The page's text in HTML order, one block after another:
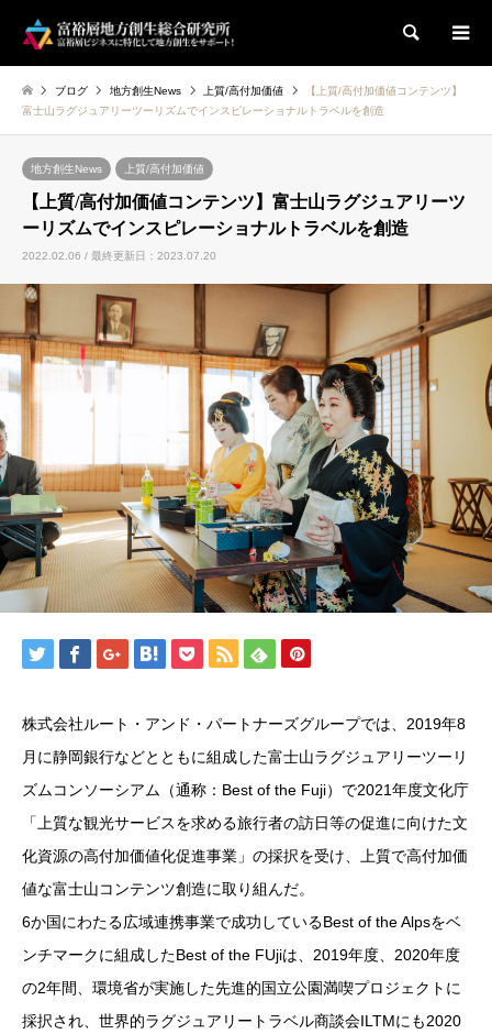
検索
ブログ 地方創生News 上質/高付加価値
【上質/高付加価値コンテンツ】
富士山ラグジュアリーツーリズムでインスピレーショナルトラベルを創造
地方創生News 上質/高付加価値
【上質/高付加価値コンテンツ】富士山ラグジュアリーツ
ーリズムでインスピレーショナルトラベルを創造
2022.02.06 / 最終更新日：2023.07.20
株式会社ルート・アンド・パートナーズグループでは、2019年8
月に静岡銀行などとともに組成した富士山ラグジュアリーツーリ
ズムコンソーシアム（通称：Best of the Fuji）で2021年度文化庁
「上質な観光サービスを求める旅行者の訪日等の促進に向けた文
化資源の高付加価値化促進事業」の採択を受け、上質で高付加価
値な富士山コンテンツ創造に取り組んだ。
6か国にわたる広域連携事業で成功しているBest of the Alpsをベ
ンチマークに組成したBest of the FUjiは、2019年度、2020年度
の2年間、環境省が実施した先進的国立公園満喫プロジェクトに
採択され、世界的ラグジュアリートラベル商談会ILTMにも2020